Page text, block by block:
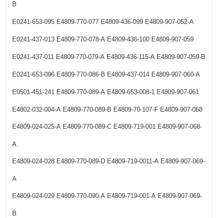
B
E0241-653-095 E4809-770-077 E4809-436-099 E4809-907-052-A
E0241-437-013 E4809-770-078-A E4809-436-100 E4809-907-059
E0241-437-011 E4809-770-079-A E4809-436-115-A E4809-907-059-B
E0241-653-096 E4809-770-086-B E4809-437-014 E4809-907-060-A
E0501-451-241 E4809-770-089-A E4809-653-008-1 E4809-907-061
E4802-032-004-A E4809-770-089-B E4809-70-107-F E4809-907-068
E4809-024-025-A E4809-770-089-C E4809-719-001 E4809-907-068-
A
E4809-024-028 E4809-770-089-D E4809-719-0011-A E4809-907-069-
A
E4809-024-029 E4809-770-090-A E4809-719-001-A E4809-907-069-
B